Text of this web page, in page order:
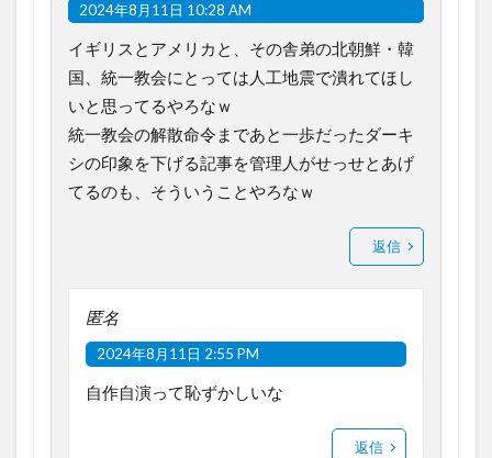
2024年8月11日 10:28 AM
イギリスとアメリカと、その舎弟の北朝鮮・韓
国、統一教会にとっては人工地震で潰れてほし
いと思ってるやろなｗ
統一教会の解散命令まであと一歩だったダーキ
シの印象を下げる記事を管理人がせっせとあげ
てるのも、そういうことやろなｗ
返信
匿名
2024年8月11日 2:55 PM
自作自演って恥ずかしいな
返信